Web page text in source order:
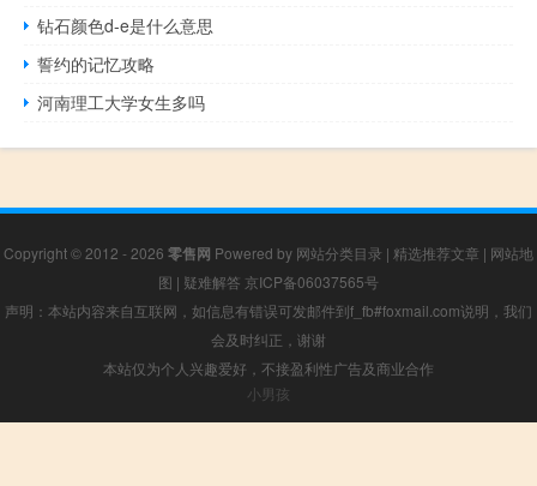
钻石颜色d-e是什么意思
誓约的记忆攻略
河南理工大学女生多吗
Copyright © 2012 - 2026 零售网 Powered by 网站分类目录 | 精选推荐文章 | 网站地
图 | 疑难解答 京ICP备06037565号
声明：本站内容来自互联网，如信息有错误可发邮件到f_fb#foxmail.com说明，我们
会及时纠正，谢谢
本站仅为个人兴趣爱好，不接盈利性广告及商业合作
小男孩